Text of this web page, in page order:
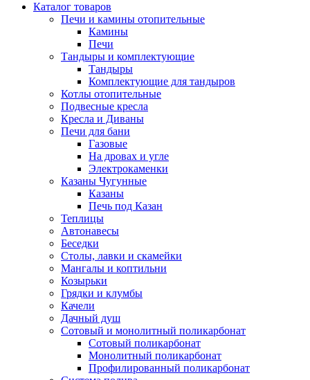
Каталог товаров
Печи и камины отопительные
Камины
Печи
Тандыры и комплектующие
Тандыры
Комплектующие для тандыров
Котлы отопительные
Подвесные кресла
Кресла и Диваны
Печи для бани
Газовые
На дровах и угле
Электрокаменки
Казаны Чугунные
Казаны
Печь под Казан
Теплицы
Автонавесы
Беседки
Столы, лавки и скамейки
Мангалы и коптильни
Козырьки
Грядки и клумбы
Качели
Дачный душ
Сотовый и монолитный поликарбонат
Сотовый поликарбонат
Монолитный поликарбонат
Профилированный поликарбонат